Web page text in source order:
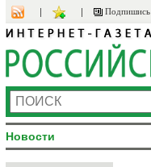
Подпишись
Новости